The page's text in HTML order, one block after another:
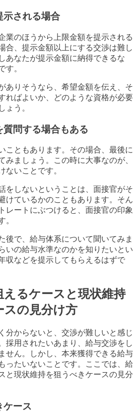
示される場合
業のほうから上限金額を提示される
合、提示金額以上にする交渉は難し
あなたが提示金額に納得できるな
す。
ありそうなら、希望金額を伝え、そ
ればよいか、どのような資格が必要
ょう。
質問する場合もある
こともあります。その場合、最後に
みましょう。この時に大事なのが、
ないことです。
をしないということは、面接官がそ
けているかのこともあります。そん
レートにぶつけると、面接官の印象
。
後で、給与体系について聞いてみま
いの給与水準なのかを知りたいとい
収などを提示してもらえるはずで
るケースと現状維持
スの見分け方
分からないと、交渉が難しいと感じ
採用されたいあまり、給与交渉をし
せん。しかし、本来獲得できる給与
ったいないことです。ここでは、給
と現状維持を狙うべきケースの見分
ケース